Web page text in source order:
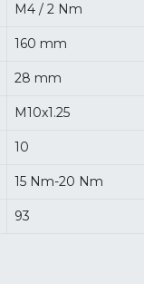
M4 / 2 Nm
160 mm
28 mm
M10x1.25
10
15 Nm-20 Nm
93